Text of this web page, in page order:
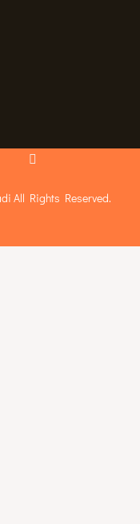
Icon-
youtube-
All Rights Reserved.